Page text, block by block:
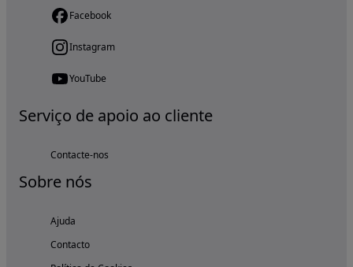
Facebook
Instagram
YouTube
Serviço de apoio ao cliente
Contacte-nos
Sobre nós
Ajuda
Contacto